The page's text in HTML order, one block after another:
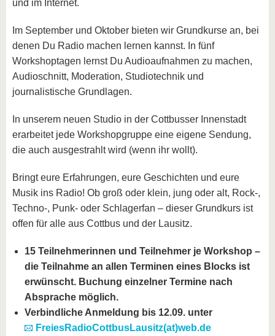
und im Internet.
Im September und Oktober bieten wir Grundkurse an, bei
denen Du Radio machen lernen kannst. In fünf
Workshoptagen lernst Du Audioaufnahmen zu machen,
Audioschnitt, Moderation, Studiotechnik und
journalistische Grundlagen.
In unserem neuen Studio in der Cottbusser Innenstadt
erarbeitet jede Workshopgruppe eine eigene Sendung,
die auch ausgestrahlt wird (wenn ihr wollt).
Bringt eure Erfahrungen, eure Geschichten und eure
Musik ins Radio! Ob groß oder klein, jung oder alt, Rock-,
Techno-, Punk- oder Schlagerfan – dieser Grundkurs ist
offen für alle aus Cottbus und der Lausitz.
15 Teilnehmerinnen und Teilnehmer je Workshop –
die Teilnahme an allen Terminen eines Blocks ist
erwünscht. Buchung einzelner Termine nach
Absprache möglich.
Verbindliche Anmeldung bis 12.09. unter
FreiesRadioCottbusLausitz(at)web.de